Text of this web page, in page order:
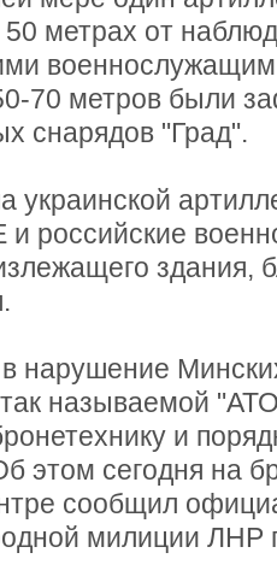
50 метрах от
70 метров были
снарядов "Град".
украинской
российские
здания,
в нарушение
называемой
и
этом сегодня на
сообщил
милиции ЛНР